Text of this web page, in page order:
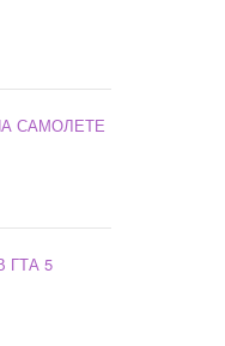
САМОЛЕТЕ
ГТА 5